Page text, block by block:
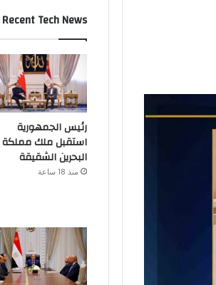
Recent Tech News
رئيس الجمهورية
استقبل ملك مملكة
البحرين الشقيقة
منذ 18 ساعة